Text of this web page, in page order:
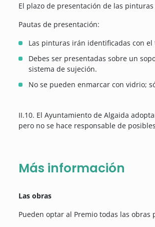
El plazo de presentación de las
Pautas de presentación:
Las pinturas irán identificadas con
Debes ser presentadas sobre un
sistema de sujeción.
No se pueden enmarcar con vidrio;
II.10. El Ayuntamiento de Algaida
pero no se hace responsable de
Más información
Las obras
Pueden optar al Premio todas las